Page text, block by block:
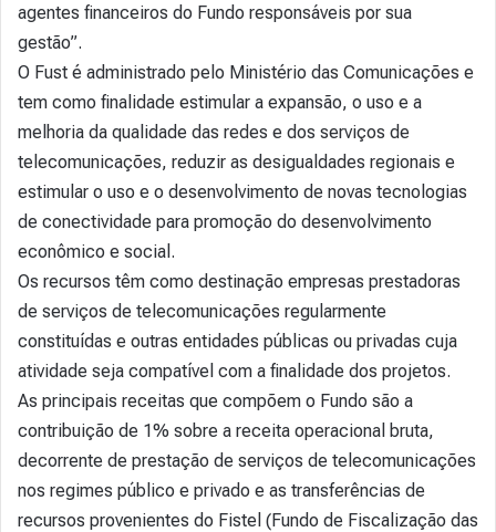
agentes financeiros do Fundo responsáveis por sua
gestão”.
O Fust é administrado pelo Ministério das Comunicações e
tem como finalidade estimular a expansão, o uso e a
melhoria da qualidade das redes e dos serviços de
telecomunicações, reduzir as desigualdades regionais e
estimular o uso e o desenvolvimento de novas tecnologias
de conectividade para promoção do desenvolvimento
econômico e social.
Os recursos têm como destinação empresas prestadoras
de serviços de telecomunicações regularmente
constituídas e outras entidades públicas ou privadas cuja
atividade seja compatível com a finalidade dos projetos.
As principais receitas que compõem o Fundo são a
contribuição de 1% sobre a receita operacional bruta,
decorrente de prestação de serviços de telecomunicações
nos regimes público e privado e as transferências de
recursos provenientes do Fistel (Fundo de Fiscalização das